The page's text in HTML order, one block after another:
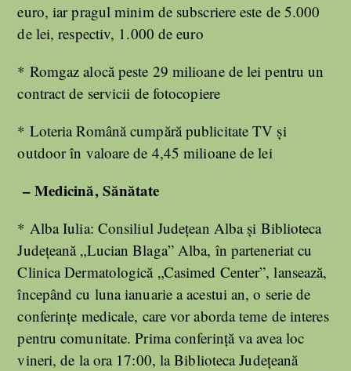
euro, iar pragul minim de subscriere este de 5.000
de lei, respectiv, 1.000 de euro
* Romgaz alocă peste 29 milioane de lei pentru un
contract de servicii de fotocopiere
* Loteria Română cumpără publicitate TV şi
outdoor în valoare de 4,45 milioane de lei
– Medicină, Sănătate
* Alba Iulia: Consiliul Judeţean Alba şi Biblioteca
Judeţeană „Lucian Blaga” Alba, în parteneriat cu
Clinica Dermatologică „Casimed Center”, lansează,
începând cu luna ianuarie a acestui an, o serie de
conferinţe medicale, care vor aborda teme de interes
pentru comunitate. Prima conferinţă va avea loc
vineri, de la ora 17:00, la Biblioteca Judeţeană